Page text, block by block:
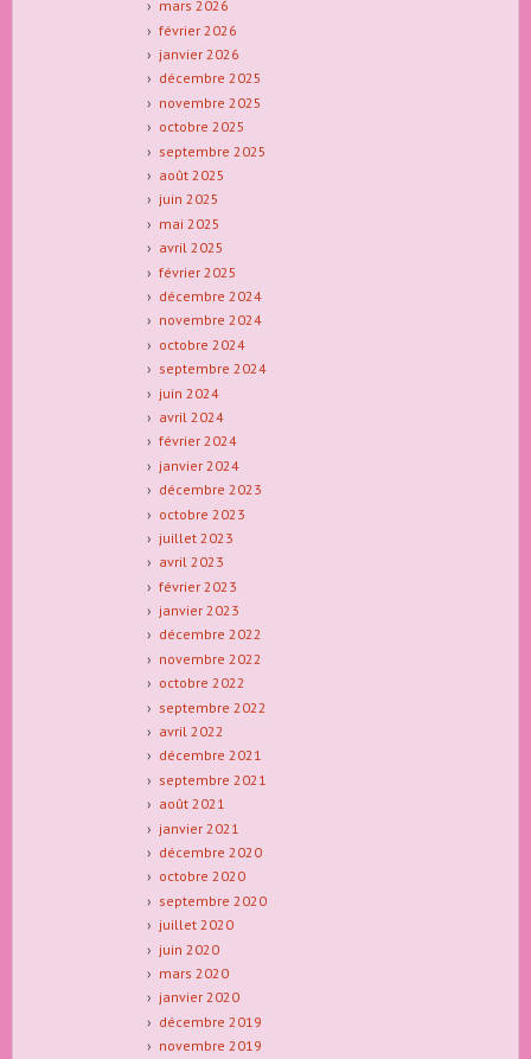
mars 2026
février 2026
janvier 2026
décembre 2025
novembre 2025
octobre 2025
septembre 2025
août 2025
juin 2025
mai 2025
avril 2025
février 2025
décembre 2024
novembre 2024
octobre 2024
septembre 2024
juin 2024
avril 2024
février 2024
janvier 2024
décembre 2023
octobre 2023
juillet 2023
avril 2023
février 2023
janvier 2023
décembre 2022
novembre 2022
octobre 2022
septembre 2022
avril 2022
décembre 2021
septembre 2021
août 2021
janvier 2021
décembre 2020
octobre 2020
septembre 2020
juillet 2020
juin 2020
mars 2020
janvier 2020
décembre 2019
novembre 2019